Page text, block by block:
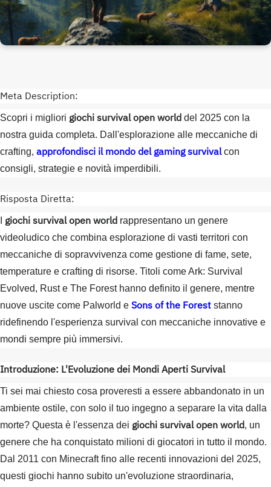
Meta Description:
Scopri i migliori giochi survival open world del 2025 con la
nostra guida completa. Dall'esplorazione alle meccaniche di
crafting, approfondisci il mondo del gaming survivalcon
consigli, strategie e novità imperdibili.
Risposta Diretta:
giochi survival open world rappresentano un genere
videoludico che combina esplorazione di vasti territori con
meccaniche di sopravvivenza come gestione di fame, sete,
temperature e crafting di risorse. Titoli come Ark: Survival
Evolved, Rust e The Forest hanno definito il genere, mentre
nuove uscite come Palworld e Sons of the Forest stanno
ridefinendo l'esperienza survival con meccaniche innovative e
mondi sempre più immersivi.
Introduzione: L'Evoluzione dei Mondi Aperti Survival
Ti sei mai chiesto cosa proveresti a essere abbandonato in un
ambiente ostile, con solo il tuo ingegno a separare la vita dalla
morte? Questa è l'essenza dei giochi survival open world, un
genere che ha conquistato milioni di giocatori in tutto il mondo.
Dal 2011 con Minecraft fino alle recenti innovazioni del 2025,
questi giochi hanno subito un'evoluzione straordinaria,